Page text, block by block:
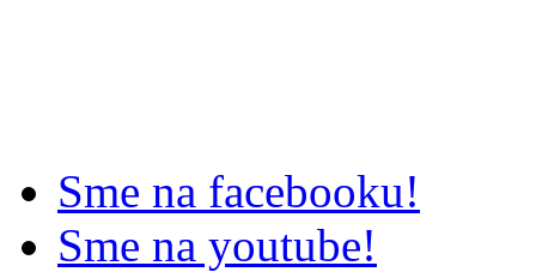
Sme na facebooku!
Sme na youtube!